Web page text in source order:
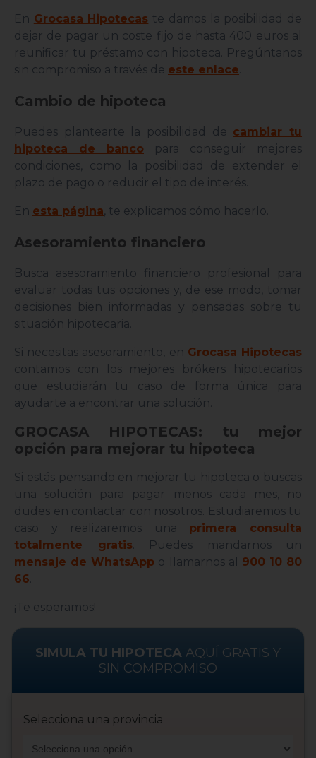
En Grocasa Hipotecas te damos la posibilidad de
dejar de pagar un coste fijo de hasta 400 euros al
reunificar tu préstamo con hipoteca. Pregúntanos
sin compromiso a través de este enlace
Cambio de hipoteca
Puedes plantearte la posibilidad de cambiar tu
hipoteca de banco para conseguir mejores
condiciones, como la posibilidad de extender el
plazo de pago o reducir el tipo de interés.
En esta página , te explicamos cómo hacerlo.
Asesoramiento financiero
Busca asesoramiento financiero profesional para
evaluar todas tus opciones y, de ese modo, tomar
decisiones bien informadas y pensadas sobre tu
situación hipotecaria.
Si necesitas asesoramiento, en Grocasa Hipotecas
contamos con los mejores brókers hipotecarios
que estudiarán tu caso de forma única para
ayudarte a encontrar una solución.
GROCASA HIPOTECAS: tu mejor
opción para mejorar tu hipoteca
Si estás pensando en mejorar tu hipoteca o buscas
una solución para pagar menos cada mes, no
dudes en contactar con nosotros. Estudiaremos tu
caso y realizaremos una primera consulta
totalmente gratis. Puedes mandarnos un
mensaje de WhatsApp o llamarnos al 900 10 80
66
¡Te esperamos!
SIMULA TU HIPOTECA AQUÍ GRATIS Y
SIN COMPROMISO
Selecciona una provincia